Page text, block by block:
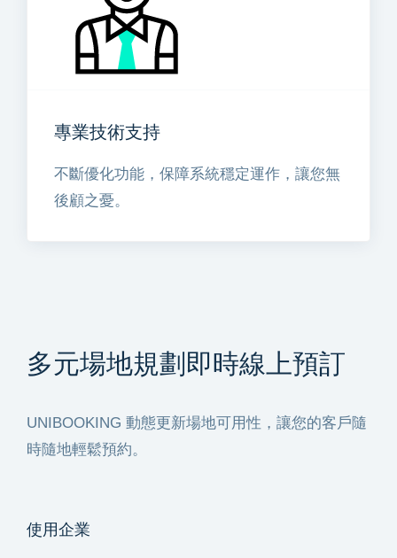
專業技術支持
不斷優化功能，保障系統穩定運作，讓您無
後顧之憂。
多元場地規劃 即時線上預訂
UNIBOOKING 動態更新場地可用性，讓您的客戶隨
時隨地輕鬆預約。
使用企業